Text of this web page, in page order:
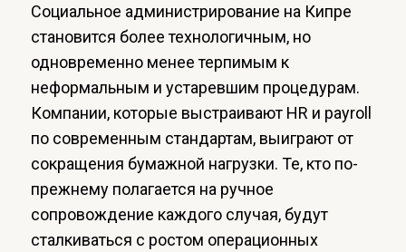
Социальное администрирование на Кипре
становится более технологичным, но
одновременно менее терпимым к
неформальным и устаревшим процедурам.
Компании, которые выстраивают HR и payroll
по современным стандартам, выиграют от
сокращения бумажной нагрузки. Те, кто по-
прежнему полагается на ручное
сопровождение каждого случая, будут
сталкиваться с ростом операционных